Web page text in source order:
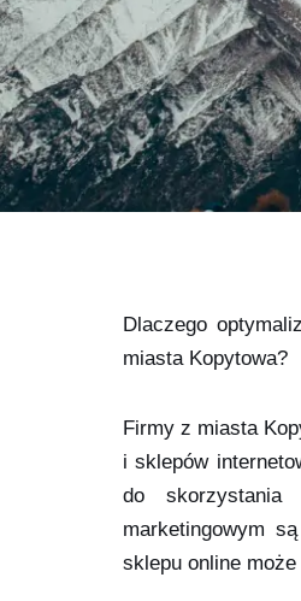
Dlaczego
miasta Kopytowa?
Firmy z miasta
i sklepów
do skorzystania
marketingowym
sklepu online